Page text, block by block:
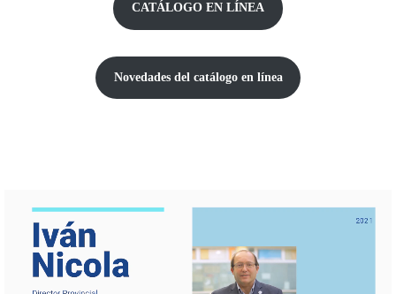
CATÁLOGO EN LÍNEA
Novedades del catálogo en línea